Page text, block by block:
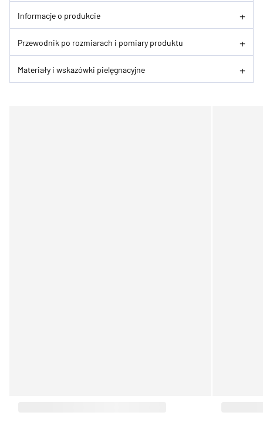
Informacje o produkcie
Przewodnik po rozmiarach i pomiary produktu
Materiały i wskazówki pielęgnacyjne